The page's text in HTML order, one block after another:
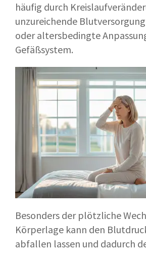
häufig durch
unzureichende
oder altersbedingte
Gefäßsystem.
Besonders der plötzliche
Körperlage kann den
abfallen lassen und dadurch